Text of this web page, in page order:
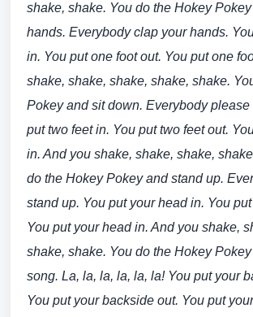
shake, shake. You do the Hokey
hands. Everybody clap your hands.
in. You put one foot out. You put one
shake, shake, shake, shake, shake.
Pokey and sit down. Everybody please
put two feet in. You put two feet out.
in. And you shake, shake, shake,
do the Hokey Pokey and stand up.
stand up. You put your head in. You
You put your head in. And you shake,
shake, shake. You do the Hokey
song. La, la, la, la, la, la! You put your
You put your backside out. You put